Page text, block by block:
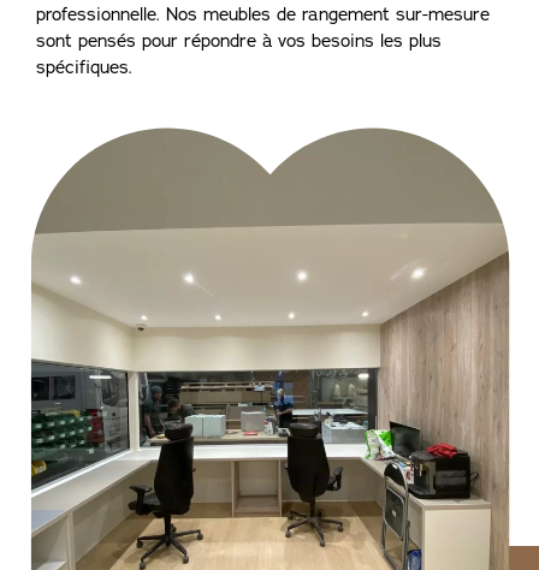
professionnelle. Nos meubles de rangement sur-mesure
sont pensés pour répondre à vos besoins les plus
spécifiques.